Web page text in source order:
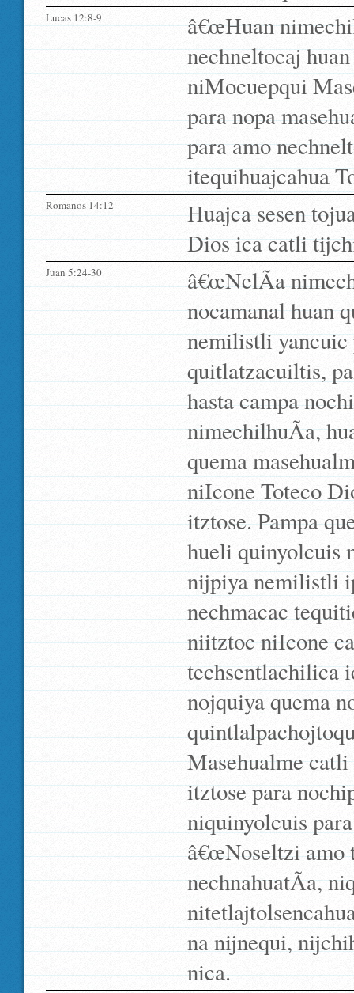
Lucas 12:8-9
â€œHuan
nechneltocaj
niMocuepqui
para nopa
para amo
itequihuajcahua
Romanos 14:12
Huajca sesen
Dios ica catli
Juan 5:24-30
â€œNelÃ­a
nocamanal huan
nemilistli yancuic
quitlatzacuiltis,
hasta campa
nimechilhuÃ­a,
quema
niIcone Toteco
itztose. Pampa
hueli quinyolcuis
nijpiya nemilistli
nechmacac
niitztoc niIcone
techsentlachilica
nojquiya quema
Masehualme
itztose para
niquinyolcuis
â€œNoseltzi amo
nechnahuatÃ­a,
na nijnequi,
nica.